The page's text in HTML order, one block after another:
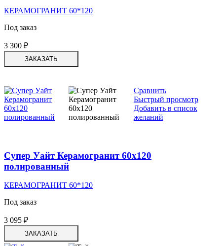
КЕРАМОГРАНИТ 60*120
Под заказ
3 300 ₽
ЗАКАЗАТЬ
Сравнить
Быстрый просмотр
Добавить в список
желаний
Супер Уайт Керамогранит 60х120
полированный
КЕРАМОГРАНИТ 60*120
Под заказ
3 095 ₽
ЗАКАЗАТЬ